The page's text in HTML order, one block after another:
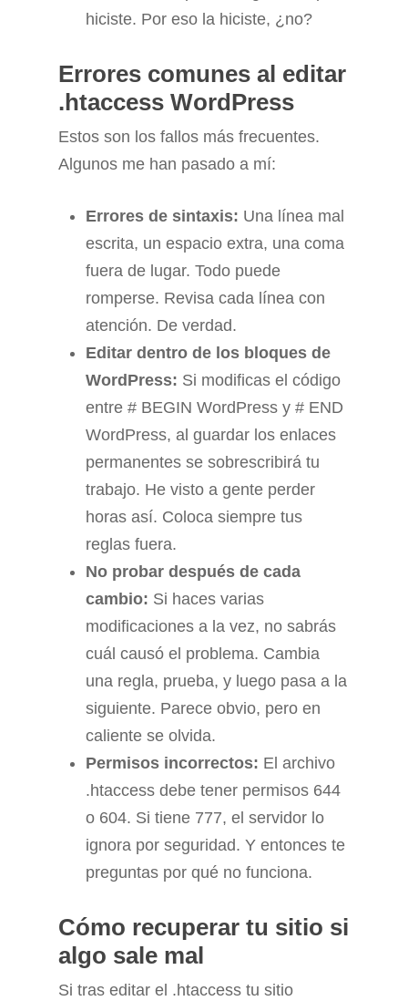
hiciste. Por eso la hiciste, ¿no?
Errores comunes al editar
.htaccess WordPress
Estos son los fallos más frecuentes.
Algunos me han pasado a mí:
Errores de sintaxis: Una línea mal
escrita, un espacio extra, una coma
fuera de lugar. Todo puede
romperse. Revisa cada línea con
atención. De verdad.
Editar dentro de los bloques de
WordPress: Si modificas el código
entre # BEGIN WordPress y # END
WordPress, al guardar los enlaces
permanentes se sobrescribirá tu
trabajo. He visto a gente perder
horas así. Coloca siempre tus
reglas fuera.
No probar después de cada
cambio: Si haces varias
modificaciones a la vez, no sabrás
cuál causó el problema. Cambia
una regla, prueba, y luego pasa a la
siguiente. Parece obvio, pero en
caliente se olvida.
Permisos incorrectos: El archivo
.htaccess debe tener permisos 644
o 604. Si tiene 777, el servidor lo
ignora por seguridad. Y entonces te
preguntas por qué no funciona.
Cómo recuperar tu sitio si
algo sale mal
Si tras editar el .htaccess tu sitio